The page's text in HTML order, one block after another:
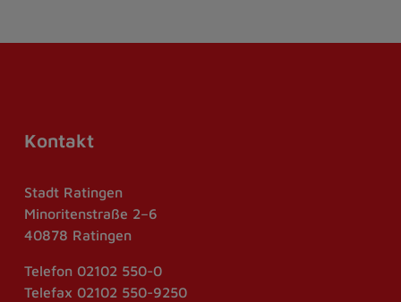
Kontakt
Stadt Ratingen
Minoritenstraße 2–6
40878 Ratingen
Telefon 02102 550-0
Telefax 02102 550-9250